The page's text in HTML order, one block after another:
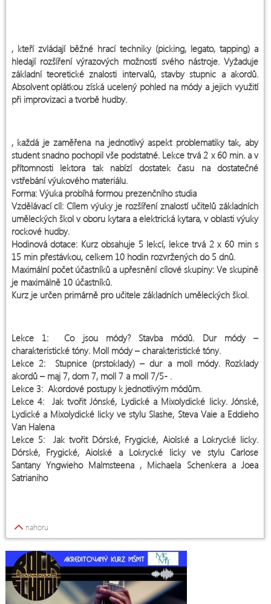
, kteří zvládají běžné hrací techniky (picking, legato, tapping) a
hledají rozšíření výrazových možností svého nástroje. Vyžaduje
základní teoretické znalosti intervalů, stavby stupnic a akordů.
Absolvent oplátkou získá ucelený pohled na módy a jejich využití
při improvizaci a tvorbě hudby.
, každá je zaměřena na jednotlivý aspekt problematiky tak, aby
student snadno pochopil vše podstatné. Lekce trvá 2 x 60 min. a v
přítomnosti lektora tak nabízí dostatek času na dostatečné
vstřebání výukového materiálu.
Forma: Výuka probíhá formou prezenčního studia
Vzdělávací cíl: Cílem výuky je rozšíření znalostí učitelů základních
uměleckých škol v oboru kytara a elektrická kytara, v oblasti výuky
rockové hudby.
Hodinová dotace: Kurz obsahuje 5 lekcí, lekce trvá 2 x 60 min s
15 min přestávkou, celkem 10 hodin rozvržených do 5 dnů.
Maximální počet účastníků a upřesnění cílové skupiny: Ve skupině
je maximálně 10 účastníků.
Kurz je určen primárně pro učitele základních uměleckých škol.
Lekce 1: Co jsou módy? Stavba módů. Dur módy –
charakteristické tóny. Moll módy – charakteristické tóny.
Lekce 2: Stupnice (prstoklady) – dur a moll módy. Rozklady
akordů – maj 7, dom 7, moll 7 a moll 7/5- .
Lekce 3: Akordové postupy k jednotlivým módům.
Lekce 4: Jak tvořit Jónské, Lydické a Mixolydické licky. Jónské,
Lydické a Mixolydické licky ve stylu Slashe, Steva Vaie a Eddieho
Van Halena
Lekce 5: Jak tvořit Dórské, Frygické, Aiolské a Lokrycké licky.
Dórské, Frygické, Aiolské a Lokrycké licky ve stylu Carlose
Santany Yngwieho Malmsteena , Michaela Schenkera a Joea
Satrianiho
nahoru